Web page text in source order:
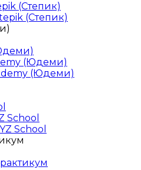
(Степик)
(Степик)
(Юдеми)
(Юдеми)
School
School